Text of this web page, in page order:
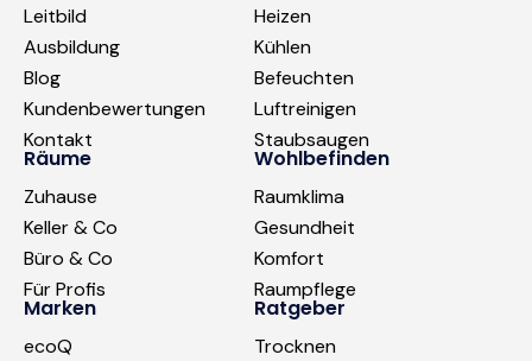
Leitbild
Ausbildung
Blog
Kundenbewertungen
Kontakt
Heizen
Kühlen
Befeuchten
Luftreinigen
Staubsaugen
Räume
Zuhause
Keller & Co
Büro & Co
Für Profis
Wohlbefinden
Raumklima
Gesundheit
Komfort
Raumpflege
Marken
ecoQ
Ratgeber
Trocknen